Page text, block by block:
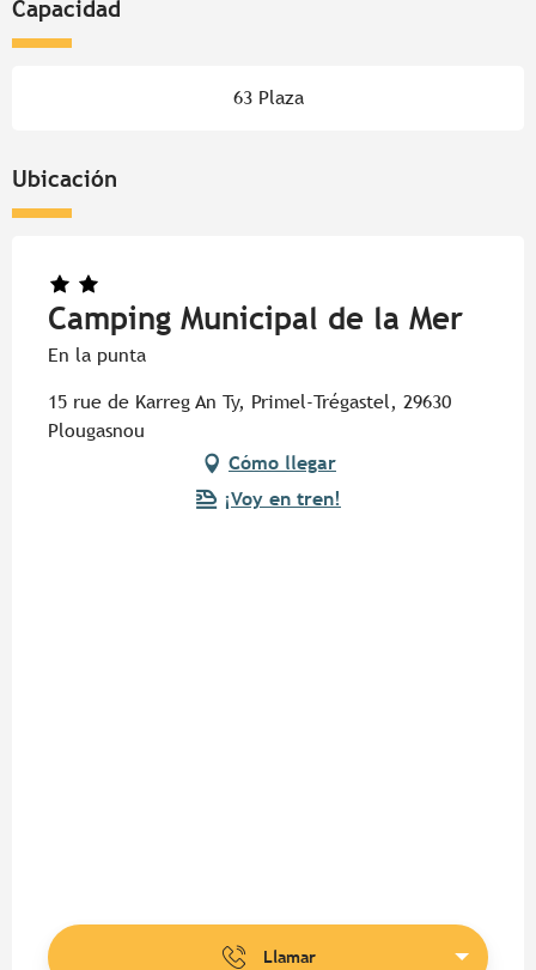
Capacidad
63 Plaza
Ubicación
Camping Municipal de la Mer
En la punta
15 rue de Karreg An Ty, Primel-Trégastel, 29630
Plougasnou
Cómo llegar
¡Voy en tren!
Llamar